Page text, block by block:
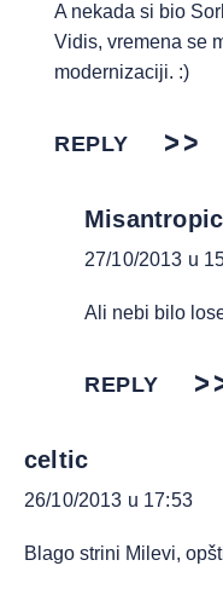
A nekada si bio
Vidis, vremena se
modernizaciji. :)
REPLY
27/10/2013 u
Ali nebi bilo
REPLY
celtic
26/10/2013 u 17:53
Blago strini Milevi,